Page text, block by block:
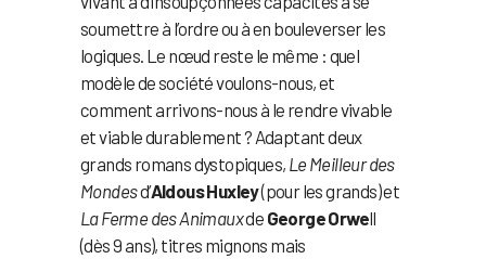
soumettre à l’ordre ou à en bouleverser les
logiques. Le nœud reste le même : quel
modèle de société voulons-nous, et
comment arrivons-nous à le rendre vivable
et viable durablement ? Adaptant deux
grands romans dystopiques, Le Meilleur des
Mondesd’Aldous Huxley(pour les grands) et
La Ferme des Animauxde George Orwell
(dès 9 ans), titres mignons mais